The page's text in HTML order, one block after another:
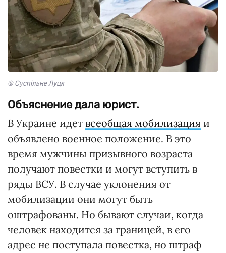
© Суспільне Луцк
Объяснение дала юрист.
В Украине идет всеобщая мобилизация и
объявлено военное положение. В это
время мужчины призывного возраста
получают повестки и могут вступить в
ряды ВСУ. В случае уклонения от
мобилизации они могут быть
оштрафованы. Но бывают случаи, когда
человек находится за границей, в его
адрес не поступала повестка, но штраф